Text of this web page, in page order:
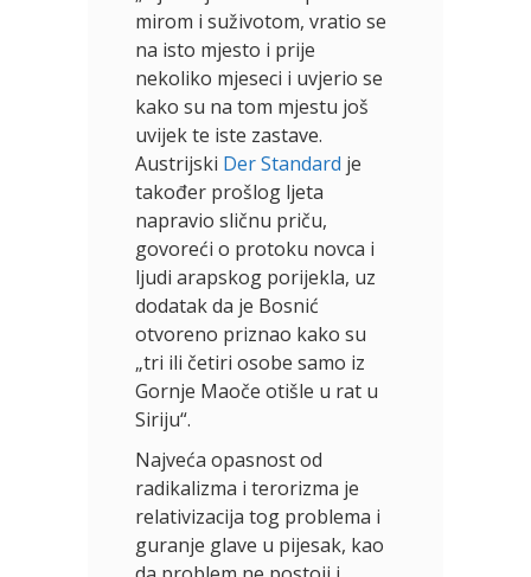
mirom i suživotom, vratio se
na isto mjesto i prije
nekoliko mjeseci i uvjerio se
kako su na tom mjestu još
uvijek te iste zastave.
Austrijski Der Standard je
također prošlog ljeta
napravio sličnu priču,
govoreći o protoku novca i
ljudi arapskog porijekla, uz
dodatak da je Bosnić
otvoreno priznao kako su
„tri ili četiri osobe samo iz
Gornje Maoče otišle u rat u
Siriju“.
Najveća opasnost od
radikalizma i terorizma je
relativizacija tog problema i
guranje glave u pijesak, kao